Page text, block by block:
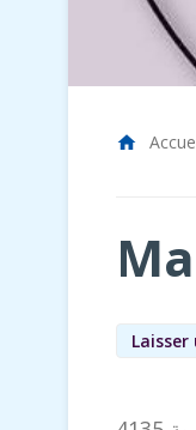
home
Laisser